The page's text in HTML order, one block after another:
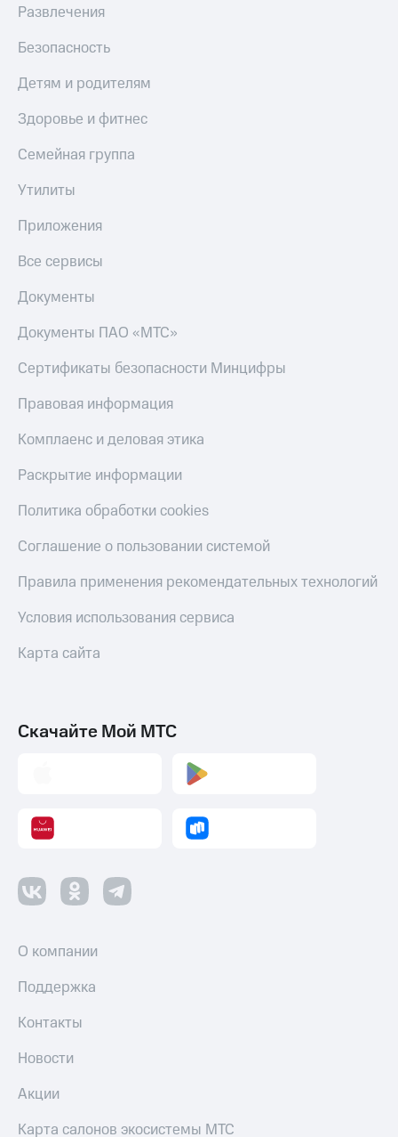
Развлечения
Безопасность
Детям и родителям
Здоровье и фитнес
Семейная группа
Утилиты
Приложения
Все сервисы
Документы
Документы ПАО «МТС»
Сертификаты безопасности Минцифры
Правовая информация
Комплаенс и деловая этика
Раскрытие информации
Политика обработки cookies
Соглашение о пользовании системой
Правила применения рекомендательных технологий
Условия использования сервиса
Карта сайта
Скачайте Мой МТС
О компании
Поддержка
Контакты
Новости
Акции
Карта салонов экосистемы МТС